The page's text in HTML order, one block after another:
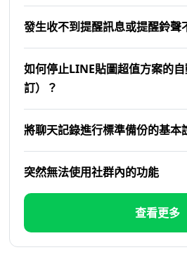
發生收不到提醒訊息或提醒鈴聲
如何停止LINE貼圖超值方案的
訂）？
將聊天記錄進行標準備份的基本
突然無法使用社群內的功能
查看更多